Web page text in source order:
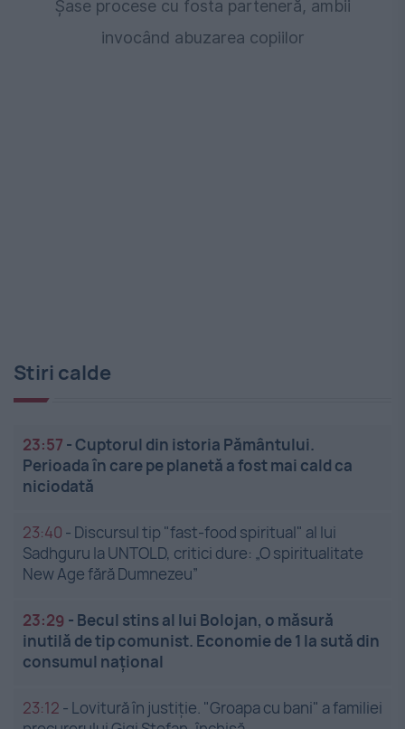
Șase procese cu fosta parteneră, ambii
invocând abuzarea copiilor
Stiri calde
23:57 -Cuptorul din istoria Pământului.
Perioada în care pe planetă a fost mai cald ca
niciodată
23:40 - Discursul tip "fast-food spiritual" al lui
Sadhguru la UNTOLD, critici dure: „O spiritualitate
New Age fără Dumnezeu”
23:29 - Becul stins al lui Bolojan, o măsură
inutilă de tip comunist. Economie de 1 la sută din
consumul național
23:12 - Lovitură în justiție. "Groapa cu bani" a familiei